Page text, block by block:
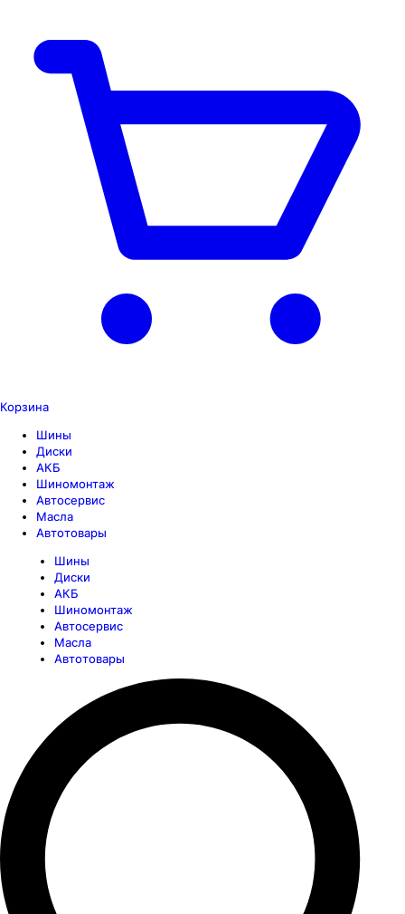
Корзина
Шины
Диски
АКБ
Шиномонтаж
Автосервис
Масла
Автотовары
Шины
Диски
АКБ
Шиномонтаж
Автосервис
Масла
Автотовары